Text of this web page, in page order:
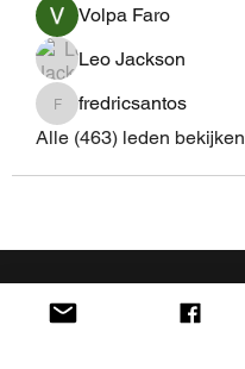
Volpa Faro
Leo Jackson
fredricsantos
fredricsantos
Alle (463) leden bekijken